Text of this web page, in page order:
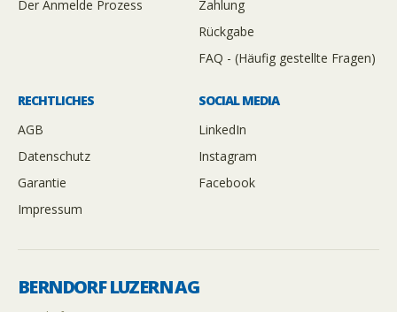
Der Anmelde Prozess
Zahlung
Rückgabe
FAQ - (Häufig gestellte Fragen)
RECHTLICHES
AGB
Datenschutz
Garantie
Impressum
SOCIAL MEDIA
LinkedIn
Instagram
Facebook
BERNDORF LUZERN AG